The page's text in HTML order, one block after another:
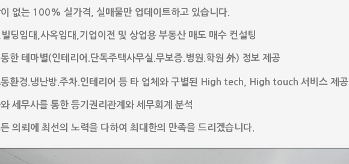
없는 100% 실가격, 실매물만 업데이트하고 있습니다.
딩임대,사옥임대,기업이전 및 상업용 부동산 매도 매수 컨설팅
한 테마별(인테리어.단독주택사무실.무보증.병원.학원 外) 정보 제공
환경.냉난방.주차.인테리어 등 타 업체와 구별된 High tech, High touch 서비스 제공
세무사를 통한 등기권리관계와 세무회계 분석
의뢰에 최선의 노력을 다하여 최대한의 만족을 드리겠습니다.